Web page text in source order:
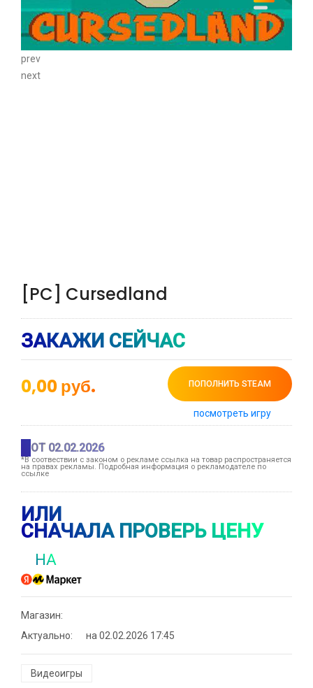
prev
next
[PC] Cursedland
ЗАКАЖИ СЕЙЧАС
0,00руб. ПОПОЛНИТЬ STEAM
посмотреть игру
ОТ 02.02.2026
*В соотвествии с законом о рекламе ссылка на товар распространяется
на правах рекламы. Подробная информация о рекламодателе по
ссылке
ИЛИ
СНАЧАЛА ПРОВЕРЬ ЦЕНУ
НА
Магазин:
Актуально:
на 02.02.2026 17:45
Видеоигры